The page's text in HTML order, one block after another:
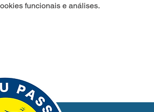
funcionais e análises.